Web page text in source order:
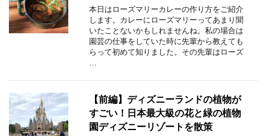
本日はローズマリーカレーの作り方をご紹介
します。カレーにローズマリーってあまり聞
いたことないかもしれませんね。私の場合は
園芸の仕事をしていた時に先輩から教えても
らって初めて知りました。その先輩はローズ
…
【前編】ディズニーランドの植物が
すごい！日本最大級の花と緑の植物
園ディズニーリゾートを散策